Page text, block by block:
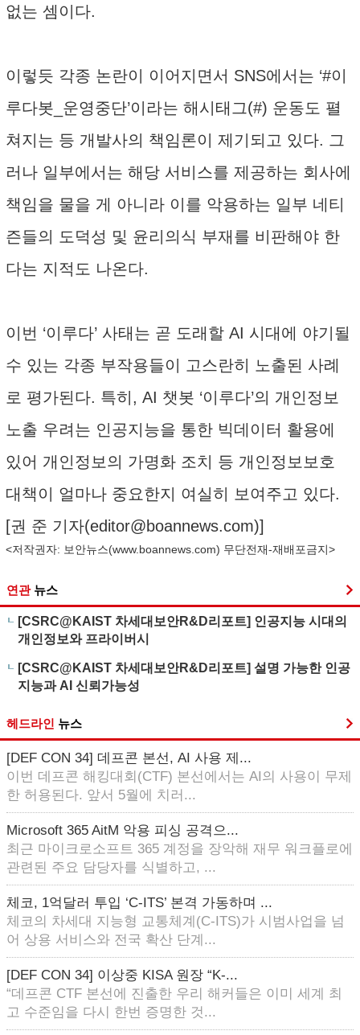
없는 셈이다.
이렇듯 각종 논란이 이어지면서 SNS에서는 ‘#이
루다봇_운영중단’이라는 해시태그(#) 운동도 펼
쳐지는 등 개발사의 책임론이 제기되고 있다. 그
러나 일부에서는 해당 서비스를 제공하는 회사에
책임을 물을 게 아니라 이를 악용하는 일부 네티
즌들의 도덕성 및 윤리의식 부재를 비판해야 한
다는 지적도 나온다.
이번 ‘이루다’ 사태는 곧 도래할 AI 시대에 야기될
수 있는 각종 부작용들이 고스란히 노출된 사례
로 평가된다. 특히, AI 챗봇 ‘이루다’의 개인정보
노출 우려는 인공지능을 통한 빅데이터 활용에
있어 개인정보의 가명화 조치 등 개인정보보호
대책이 얼마나 중요한지 여실히 보여주고 있다.
[권 준 기자(editor@boannews.com)]
<저작권자: 보안뉴스(www.boannews.com) 무단전재-재배포금지>
연관 뉴스
[CSRC@KAIST 차세대보안R&D리포트] 인공지능 시대의
개인정보와 프라이버시
[CSRC@KAIST 차세대보안R&D리포트] 설명 가능한 인공
지능과 AI 신뢰가능성
헤드라인 뉴스
[DEF CON 34] 데프콘 본선, AI 사용 제...
이번 데프콘 해킹대회(CTF) 본선에서는 AI의 사용이 무제
한 허용된다. 앞서 5월에 치러...
Microsoft 365 AitM 악용 피싱 공격으...
최근 마이크로소프트 365 계정을 장악해 재무 워크플로에
관련된 주요 담당자를 식별하고, ...
체코, 1억달러 투입 ‘C-ITS’ 본격 가동하며 ...
체코의 차세대 지능형 교통체계(C-ITS)가 시범사업을 넘
어 상용 서비스와 전국 확산 단계...
[DEF CON 34] 이상중 KISA 원장 “K-...
“데프콘 CTF 본선에 진출한 우리 해커들은 이미 세계 최
고 수준임을 다시 한번 증명한 것...